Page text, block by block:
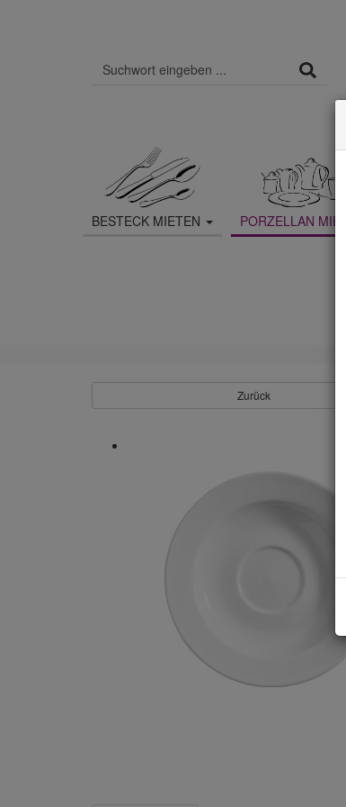
BESTECK MIETEN PORZELLAN
Zurück